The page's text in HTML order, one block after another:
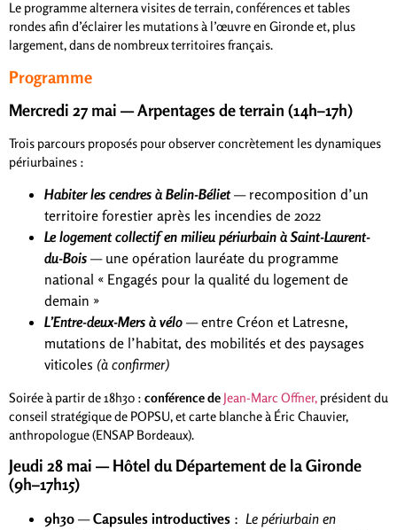
Le programme alternera visites de terrain, conférences et tables
rondes afin d’éclairer les mutations à l’œuvre en Gironde et, plus
largement, dans de nombreux territoires français.
Programme
Mercredi 27 mai — Arpentages de terrain (14h–17h)
Trois parcours proposés pour observer concrètement les dynamiques
périurbaines :
Habiter les cendres à Belin-Béliet — recomposition d’un
territoire forestier après les incendies de 2022
Le logement collectif en milieu périurbain à Saint-Laurent-
du-Bois — une opération lauréate du programme
national « Engagés pour la qualité du logement de
demain »
L’Entre-deux-Mers à vélo — entre Créon et Latresne,
mutations de l’habitat, des mobilités et des paysages
viticoles (à confirmer)
Soirée à partir de 18h30 : conférence de Jean-Marc Offner, président du
conseil stratégique de POPSU, et carte blanche à Éric Chauvier,
anthropologue (ENSAP Bordeaux).
Jeudi 28 mai — Hôtel du Département de la Gironde
(9h–17h15)
9h30 —Capsules introductives : Le périurbain en